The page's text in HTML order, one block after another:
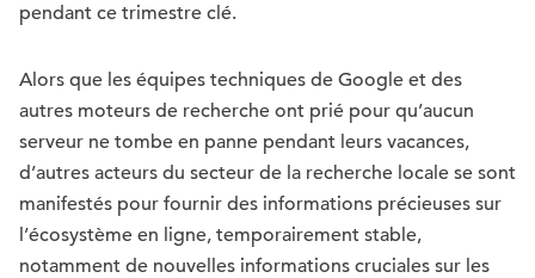
pendant ce trimestre clé.
Alors que les équipes techniques de Google et des
autres moteurs de recherche ont prié pour qu’aucun
serveur ne tombe en panne pendant leurs vacances,
d’autres acteurs du secteur de la recherche locale se sont
manifestés pour fournir des informations précieuses sur
l’écosystème en ligne, temporairement stable,
notamment de nouvelles informations cruciales sur les